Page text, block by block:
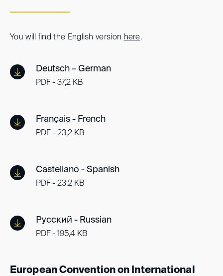
You will find the English version here.
Deutsch – German
PDF - 37,2 KB
Français - French
PDF - 23,2 KB
Castellano - Spanish
PDF - 23,2 KB
Русский - Russian
PDF - 195,4 KB
European Convention on International